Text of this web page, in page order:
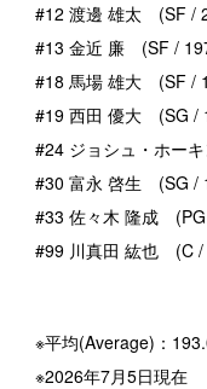
#12 渡邊 雄太 (SF /
#13 金近 廉 (SF /
#18 馬場 雄大 (SF /
#19 西田 優大 (SG /
#24 ジョシュ・ホー
#30 富永 啓生 (SG /
#33 佐々木 隆成 (PG
#99 川真田 紘也 (C /
※平均(Average)：
※2026年7月5日現在